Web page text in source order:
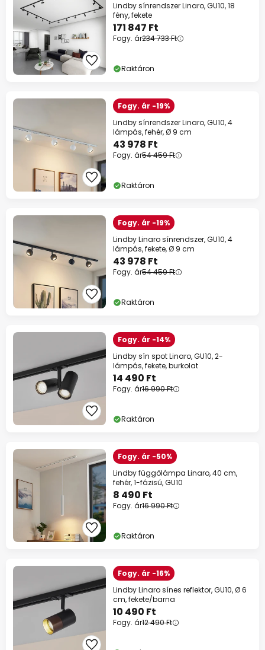
Lindby sínrendszer Linaro, GU10, 18
fény, fekete
171 847 Ft
Fogy. ár234 733 Ft
Raktáron
Fogy. ár -19%
Lindby sínrendszer Linaro, GU10, 4
lámpás, fehér, Ø 9 cm
43 978 Ft
Fogy. ár54 459 Ft
Raktáron
Fogy. ár -19%
Lindby Linaro sínrendszer, GU10, 4
lámpás, fekete, Ø 9 cm
43 978 Ft
Fogy. ár54 459 Ft
Raktáron
Fogy. ár -14%
Lindby sín spot Linaro, GU10, 2-
lámpás, fekete, burkolat
14 490 Ft
Fogy. ár16 990 Ft
Raktáron
Fogy. ár -50%
Lindby függőlámpa Linaro, 40 cm,
fehér, 1-fázisú, GU10
8 490 Ft
Fogy. ár16 990 Ft
Raktáron
Fogy. ár -16%
Lindby Linaro sínes reflektor, GU10, Ø 6
cm, fekete/barna
10 490 Ft
Fogy. ár12 490 Ft